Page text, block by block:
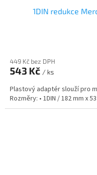
1DIN redukce
449 Kč bez DPH
543 Kč / ks
Plastový adaptér slouží pro
Rozměry: • 1DIN / 182 mm x